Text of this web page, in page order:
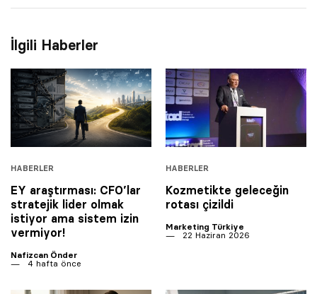
İlgili Haberler
HABERLER
EY araştırması: CFO’lar
stratejik lider olmak
istiyor ama sistem izin
vermiyor!
Nafizcan Önder
4 hafta önce
HABERLER
Kozmetikte geleceğin
rotası çizildi
Marketing Türkiye
22 Haziran 2026